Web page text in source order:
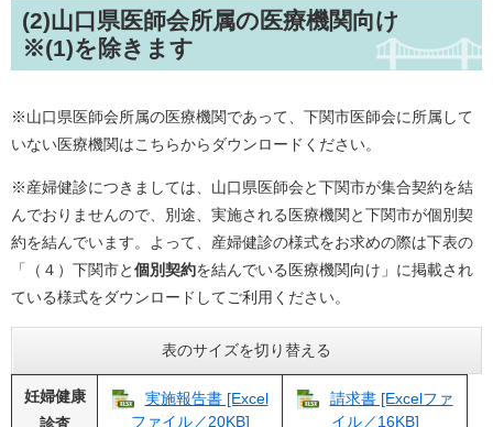
(2)山口県医師会所属の医療機関向け
※(1)を除きます
※山口県医師会所属の医療機関であって、下関市医師会に所属して
いない医療機関はこちらからダウンロードください。
※産婦健診につきましては、山口県医師会と下関市が集合契約を結
んでおりませんので、別途、実施される医療機関と下関市が個別契
約を結んでいます。よって、産婦健診の様式をお求めの際は下表の
「（４）下関市と個別契約を結んでいる医療機関向け」に掲載され
ている様式をダウンロードしてご利用ください。
表のサイズを切り替える
妊婦健康
実施報告書 [Excel
ファイル／20KB]
請求書 [Excelファ
イル／16KB]